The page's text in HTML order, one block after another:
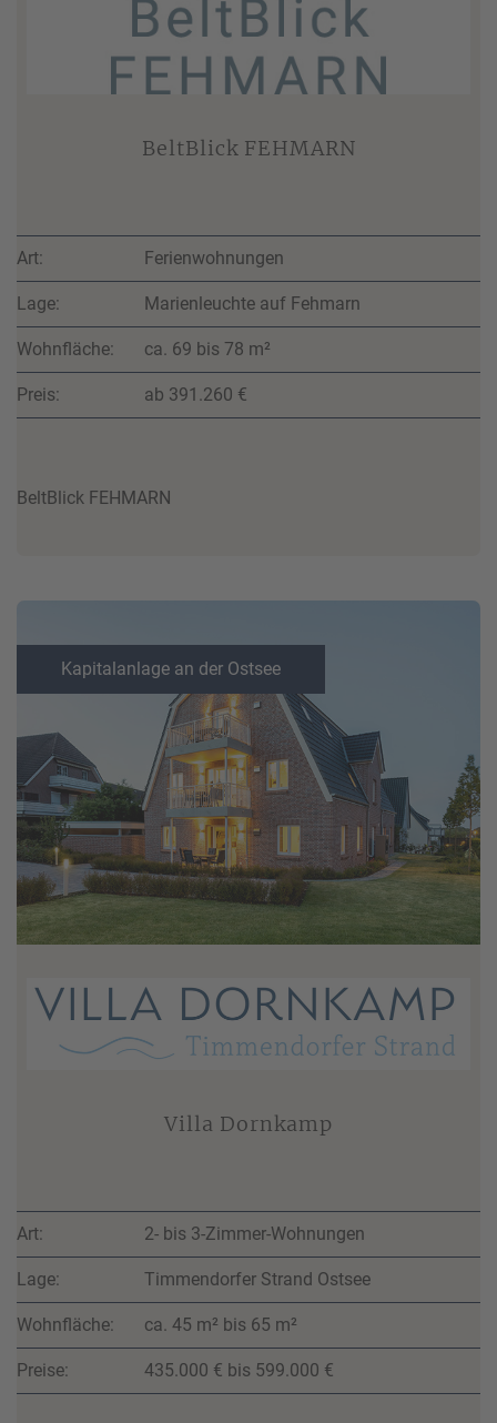
BeltBlick FEHMARN
Art: Ferienwohnungen
Lage: Marienleuchte auf Fehmarn
Wohnfläche: ca. 69 bis 78 m²
Preis: ab 391.260 €
BeltBlick FEHMARN
Kapitalanlage an der Ostsee
Villa Dornkamp
Art: 2- bis 3-Zimmer-Wohnungen
Lage: Timmendorfer Strand Ostsee
Wohnfläche: ca. 45 m² bis 65 m²
Preise: 435.000 € bis 599.000 €